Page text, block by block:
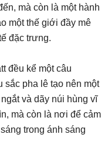
mà còn là một hành
một thế giới đầy mê
đặc trưng.
đều kể một câu
sắc pha lê tạo nên một
và dãy núi hùng vĩ
mà còn là nơi để cảm
trong ánh sáng